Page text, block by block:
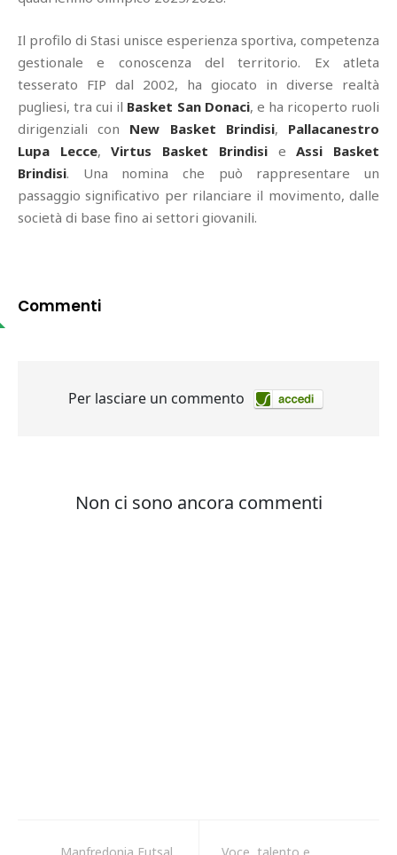
Il profilo di Stasi unisce esperienza sportiva, competenza
gestionale e conoscenza del territorio. Ex atleta
tesserato FIP dal 2002, ha giocato in diverse realtà
pugliesi, tra cui il Basket San Donaci, e ha ricoperto ruoli
dirigenziali con New Basket Brindisi, Pallacanestro
Lupa Lecce,Virtus Basket BrindisieAssi Basket
Brindisi. Una nomina che può rappresentare un
passaggio significativo per rilanciare il movimento, dalle
società di base fino ai settori giovanili.
Commenti